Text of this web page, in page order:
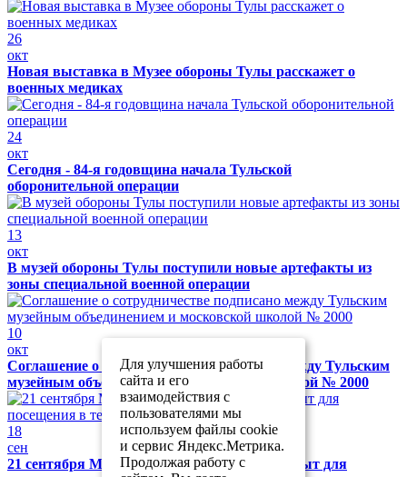
26
окт
Новая выставка в Музее обороны Тулы расскажет о
военных медиках
24
окт
Сегодня - 84-я годовщина начала Тульской
оборонительной операции
13
окт
В музей обороны Тулы поступили новые артефакты из
зоны специальной военной операции
10
окт
Соглашение о сотрудничестве подписано между Тульским
музейным объединением и московской школой № 2000
18
сен
21 сентября Музей обороны Тулы будет закрыт для
Для улучшения работы
сайта и его
взаимодействия с
пользователями мы
используем файлы cookie
и сервис Яндекс.Метрика.
Продолжая работу с